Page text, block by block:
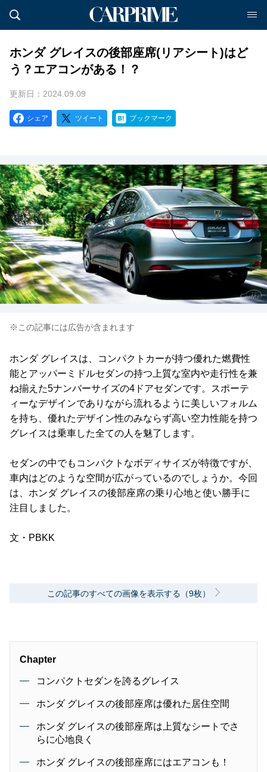
ホンダ グレイスの後部座席(リアシート)はど
う？エアコンがある！？
更新日：2024.09.09
シェア ツイート ブックマーク
※この記事には広告が含まれます
ホンダ グレイスは、コンパクトカーが持つ優れた燃費性
能とアッパーミドルセダンの持つ上質な室内や走行性を兼
ね揃えた5ナンバーサイズの4ドアセダンです。スポーテ
ィーなデザインでありながら流れるように美しいフォルム
を持ち、優れたデザイン性のみならず高い空力性能を持つ
グレイスは乗車した全ての人を魅了します。
セダンの中でもコンパクトなボディサイズが特徴ですが、
車内はどのような空間が広がっているのでしょうか。今回
は、ホンダ グレイスの後部座席の乗り心地と使い勝手に
注目しました。
文・PBKK
この記事のすべての画像を表示する（9枚）
Chapter
コンパクトセダンを誇るグレイス
ホンダ グレイスの後部座席は優れた居住空間
ホンダ グレイスの後部座席は上質なシートでさ
らに心地良く
ホンダ グレイスの後部座席にはエアコンも！